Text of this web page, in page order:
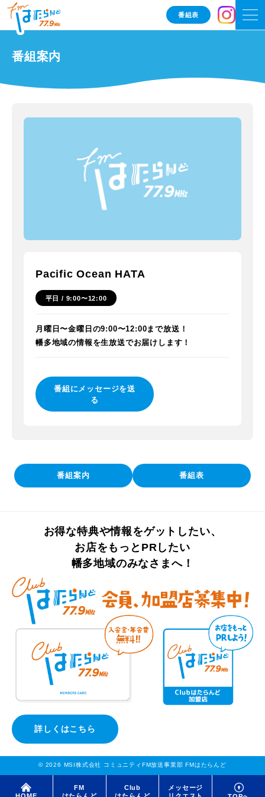
番組表
番組案内
Pacific Ocean HATA
平日 / 9:00〜12:00
月曜日〜金曜日の9:00〜12:00まで放送！
幡多地域の情報を生放送でお届けします！
番組にメッセージを送
る
番組案内 番組表
お得な特典や情報をゲットしたい、
お店をもっとPRしたい
幡多地域のみなさまへ！
詳しくはこちら
© 2026 MSI株式会社 コミュニティFM放送事業部 FMはたらんど
FM
はたらんど
Club
はたらんど
メッセージ
リクエスト